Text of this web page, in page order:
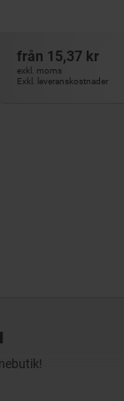
från 15,37 kr
exkl. moms
Exkl. leveranskostnader